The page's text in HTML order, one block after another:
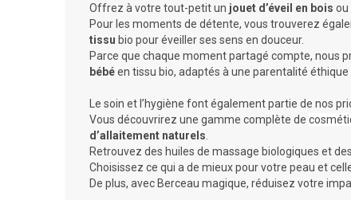
Offrez à votre tout-petit un jouet d’éveil en bois ou
Pour les moments de détente, vous trouverez
tissu bio pour éveiller ses sens en douceur.
Parce que chaque moment partagé compte, nous
bébéen tissu bio, adaptés à une parentalité éthique
Le soin et l’hygiène font également partie de nos
Vous découvrirez une gamme complète de
d’allaitement naturels
Retrouvez des huiles de massage biologiques et
Choisissez ce qui a de mieux pour votre peau et
De plus, avec Berceau magique, réduisez votre